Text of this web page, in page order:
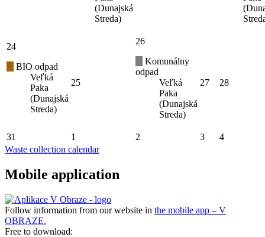
(Dunajská
Streda)
24
BIO odpad
Veľká
Paka
(Dunajská
Streda)
25
26
Komunálny
odpad
Veľká
Paka
(Dunajská
Streda)
27 28
31 1 2 3
4
Waste collection calendar
Mobile application
Follow information from our website in the mobile app – V
OBRAZE.
Free to download: